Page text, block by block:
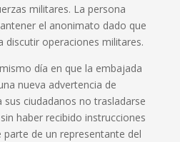
militares. La persona
el anonimato dado que
discutir operaciones militares.
día en que la embajada
nueva advertencia de
sus ciudadanos no trasladarse
haber recibido instrucciones
parte de un representante del